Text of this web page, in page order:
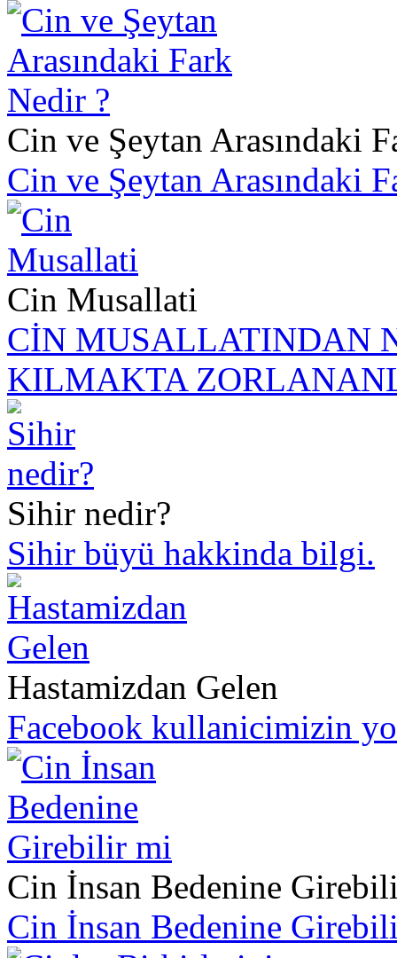
Cin ve Şeytan Arasındaki
Cin ve Şeytan Arasındaki
Cin Musallati
CİN MUSALLATINDAN
KILMAKTA
Sihir nedir?
Sihir büyü hakkinda bilgi.
Hastamizdan Gelen
Facebook kullanicimizin
Cin İnsan Bedenine
Cin İnsan Bedenine